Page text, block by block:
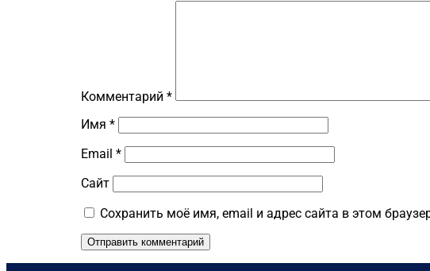
Комментарий *
Имя *
Email *
Сайт
Сохранить моё имя, email и адрес сайта в этом